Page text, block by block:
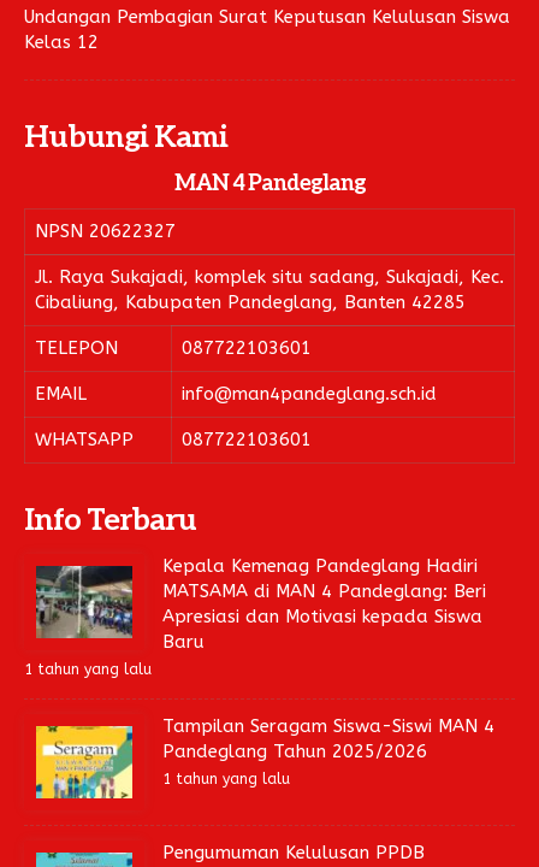
Undangan Pembagian Surat Keputusan Kelulusan Siswa
Kelas 12
Hubungi Kami
MAN 4 Pandeglang
NPSN 20622327
Jl. Raya Sukajadi, komplek situ sadang, Sukajadi, Kec.
Cibaliung, Kabupaten Pandeglang, Banten 42285
TELEPON 087722103601
EMAIL info@man4pandeglang.sch.id
WHATSAPP 087722103601
Info Terbaru
Kepala Kemenag Pandeglang Hadiri
MATSAMA di MAN 4 Pandeglang: Beri
Apresiasi dan Motivasi kepada Siswa
Baru
1 tahun yang lalu
Tampilan Seragam Siswa-Siswi MAN 4
Pandeglang Tahun 2025/2026
1 tahun yang lalu
Pengumuman Kelulusan PPDB